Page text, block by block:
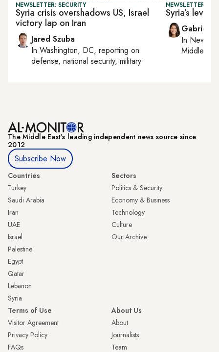
NEWSLETTER: SECURITY
Syria crisis overshadows US, Israel
victory lap on Iran
Jared Szuba
In Washington, DC, reporting on
defense, national security, military
NEWSLETTER:
Syria’s
Gabrielle
In New
Middle
The Middle Eastʼs leading independent news source since
2012
Subscribe Now
Countries
Turkey
Saudi Arabia
Iran
UAE
Israel
Palestine
Egypt
Qatar
Lebanon
Syria
Sectors
Politics & Security
Economy & Business
Technology
Culture
Our Archive
Terms of Use
Visitor Agreement
Privacy Policy
FAQs
About Us
About
Journalists
Team